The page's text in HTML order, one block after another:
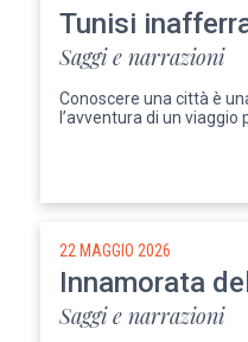
Tunisi
Saggi e narrazioni
Conoscere una città è
l’avventura di un viaggio
22 MAGGIO 2026
Innamorata
Saggi e narrazioni